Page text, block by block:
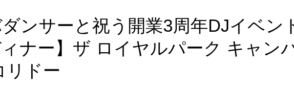
ダンサーと祝う開業3周年DJイベン
ナー】ザ ロイヤルパーク キャン
リドー